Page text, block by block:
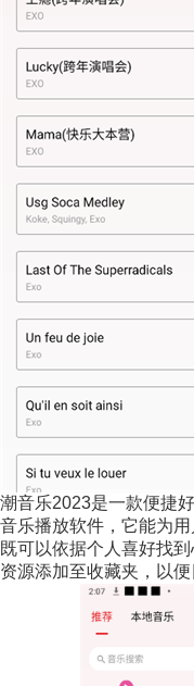
潮音乐2023是一款便捷
音乐播放软件，它能为
既可以依据个人喜好找
资源添加至收藏夹，以便